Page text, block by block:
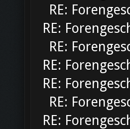
RE:
RE:
RE:
RE:
RE:
RE:
RE: